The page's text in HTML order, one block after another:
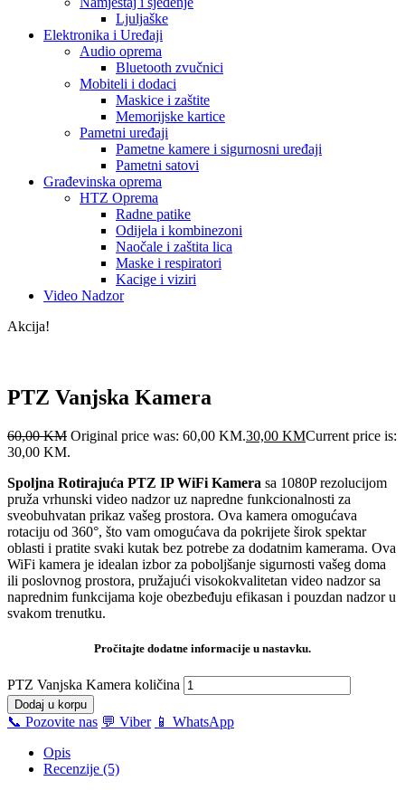
Ljuljaške
Elektronika i Uređaji
Audio oprema
Bluetooth zvučnici
Mobiteli i dodaci
Maskice i zaštite
Memorijske kartice
Pametni uređaji
Pametne kamere i sigurnosni uređaji
Pametni satovi
Građevinska oprema
HTZ Oprema
Radne patike
Odijela i kombinezoni
Naočale i zaštita lica
Maske i respiratori
Kacige i viziri
Video Nadzor
Akcija!
PTZ Vanjska Kamera
60,00KM Original price was: 60,00 KM.30,00 KMCurrent price is:
30,00 KM.
Spoljna Rotirajuća PTZ IP WiFi Kamera sa 1080P rezolucijom
pruža vrhunski video nadzor uz napredne funkcionalnosti za
sveobuhvatan prikaz vašeg prostora. Ova kamera omogućava
rotaciju od 360°, što vam omogućava da pokrijete širok spektar
oblasti i pratite svaki kutak bez potrebe za dodatnim kamerama. Ova
WiFi kamera je idealan izbor za poboljšanje sigurnosti vašeg doma
ili poslovnog prostora, pružajući visokokvalitetan video nadzor sa
naprednim funkcijama koje obezbeđuju efikasan i pouzdan nadzor u
svakom trenutku.
Pročitajte dodatne informacije u nastavku.
PTZ Vanjska Kamera količina
Dodaj u korpu
📞 Pozovite nas 💬 Viber 📱 WhatsApp
Opis
Recenzije (5)